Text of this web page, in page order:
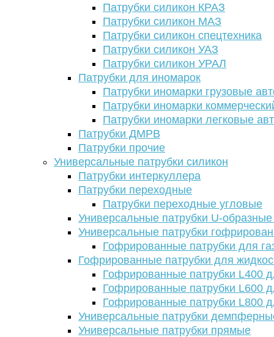
Патрубки силикон КРАЗ
Патрубки силикон МАЗ
Патрубки силикон спецтехника
Патрубки силикон УАЗ
Патрубки силикон УРАЛ
Патрубки для иномарок
Патрубки иномарки грузовые
Патрубки иномарки
Патрубки иномарки легковые
Патрубки ДМРВ
Патрубки прочие
Универсальные патрубки силикон
Патрубки интеркуллера
Патрубки переходные
Патрубки переходные угловые
Универсальные патрубки U-
Универсальные патрубки
Гофрированные патрубки для
Гофрированные патрубки для
Гофрированные патрубки L400
Гофрированные патрубки L600
Гофрированные патрубки L800
Универсальные патрубки
Универсальные патрубки прямые